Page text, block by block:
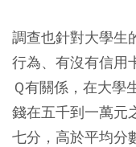
調查也針對大學生
行為、有沒有信用
Ｑ有關係，在大學
錢在五千到一萬元
七分，高於平均分